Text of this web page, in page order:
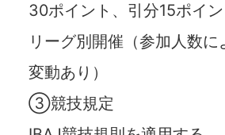
30ポイント、引分15ポイン
リーグ別開催（参加人数に
変動あり）
③競技規定